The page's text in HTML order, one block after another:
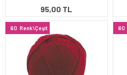
95,00 TL
60 Renk\Çeşit 60